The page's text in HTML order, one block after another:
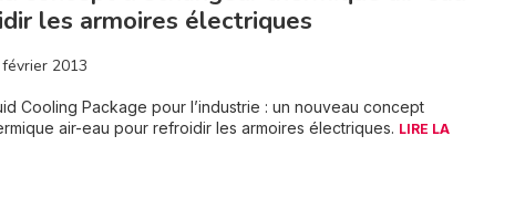
les armoires électriques
2013
Cooling Package pour l’industrie : un nouveau concept
air-eau pour refroidir les armoires électriques. LIRE LA